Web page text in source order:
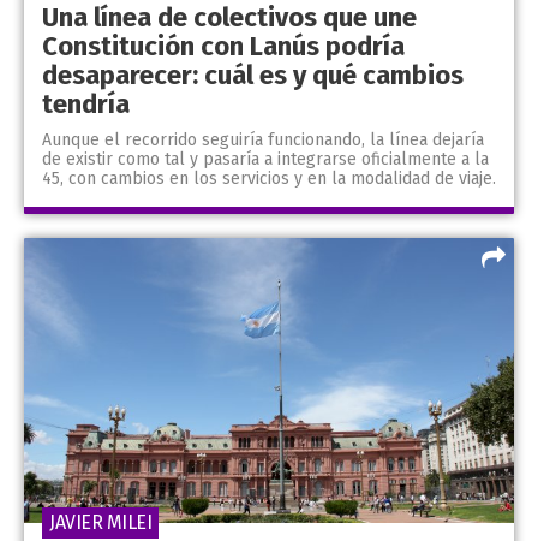
Una línea de colectivos que une
Constitución con Lanús podría
desaparecer: cuál es y qué cambios
tendría
Aunque el recorrido seguiría funcionando, la línea dejaría
de existir como tal y pasaría a integrarse oficialmente a la
45, con cambios en los servicios y en la modalidad de viaje.
JAVIER MILEI